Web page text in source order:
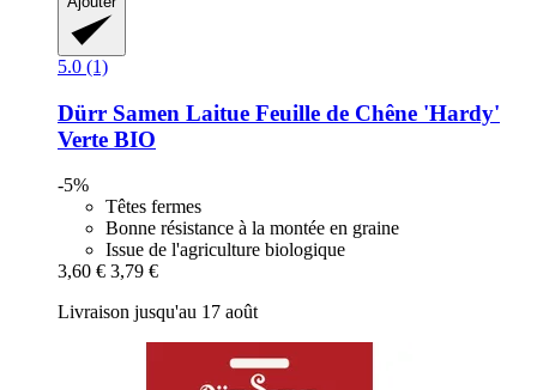
5.0 (1)
Dürr Samen Laitue Feuille de Chêne 'Hardy'
Verte BIO
-5%
Têtes fermes
Bonne résistance à la montée en graine
Issue de l'agriculture biologique
3,60 € 3,79 €
Livraison jusqu'au 17 août